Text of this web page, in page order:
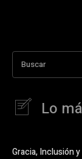
Buscar
Lo
Gracia, Inclusión